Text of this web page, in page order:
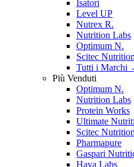
Isatori
Level UP
Nutrex R.
Nutrition Labs
Optimum N.
Scitec Nutrition
Tutti i Marchi
Più Venduti
Optimum N.
Nutrition Labs
Protein Works
Ultimate
Scitec Nutrition
Pharmapure
Gaspari
Haya Labs